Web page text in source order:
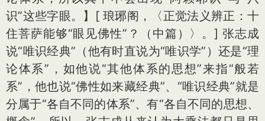
识”这些字眼。】 [ 琅琊阁，〈正觉法义辨正：十
住菩萨能够“眼见佛性”？（中篇）〉。] 张志成
说“唯识经典”（他有时直说为“唯识学”）还是“理
论体系”，如他说“其他体系的思想”来指“般若
系”，他也说“佛性如来藏经典”、“唯识经典”就是
分属于“各自不同的体系”、有“各自不同的思想、